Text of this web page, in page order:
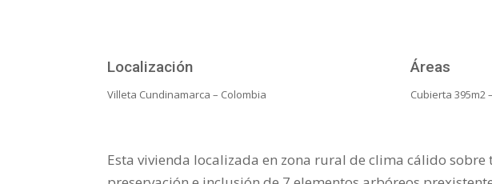
Localización
Villeta Cundinamarca – Colombia
Áreas
Cubierta 395m2
Esta vivienda localizada en zona rural de clima cálido